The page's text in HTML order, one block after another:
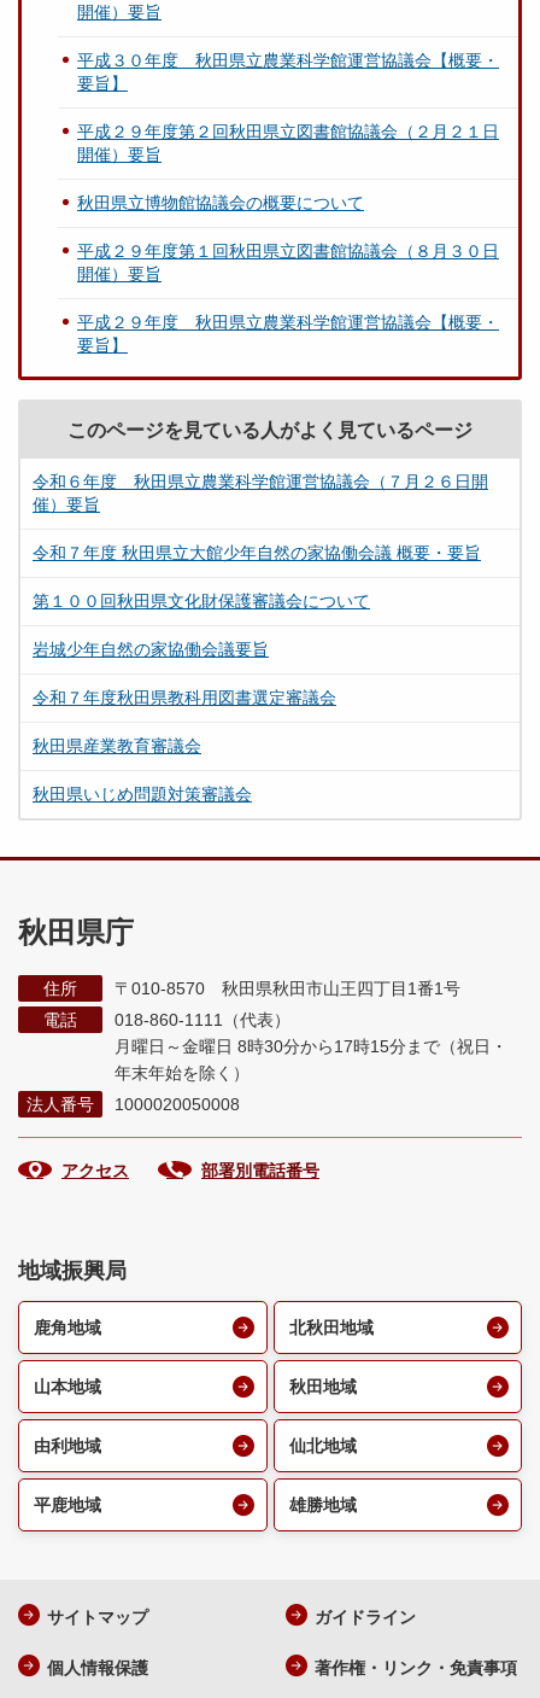
開催）要旨
平成３０年度 秋田県立農業科学館運営協議会【概要・
要旨】
平成２９年度第２回秋田県立図書館協議会（２月２１日
開催）要旨
秋田県立博物館協議会の概要について
平成２９年度第１回秋田県立図書館協議会（８月３０日
開催）要旨
平成２９年度 秋田県立農業科学館運営協議会【概要・
要旨】
このページを見ている人がよく見ているページ
令和６年度 秋田県立農業科学館運営協議会（７月２６日開
催）要旨
令和７年度 秋田県立大館少年自然の家協働会議 概要・要旨
第１００回秋田県文化財保護審議会について
岩城少年自然の家協働会議要旨
令和７年度秋田県教科用図書選定審議会
秋田県産業教育審議会
秋田県いじめ問題対策審議会
秋田県庁
住所
〒010-8570 秋田県秋田市山王四丁目1番1号
電話
018-860-1111（代表）
月曜日～金曜日 8時30分から17時15分まで （祝日・
年末年始を除く）
法人番号
1000020050008
アクセス 部署別電話番号
地域振興局
鹿角地域 北秋田地域
山本地域 秋田地域
由利地域 仙北地域
平鹿地域 雄勝地域
サイトマップ ガイドライン
個人情報保護 著作権・リンク・免責事項